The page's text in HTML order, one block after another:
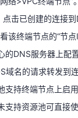
点击已创建的连接
该终端节点的“节点
的DNS服务器上配
域名的请求转发到
支持终端节点上启
支持资源池可直接